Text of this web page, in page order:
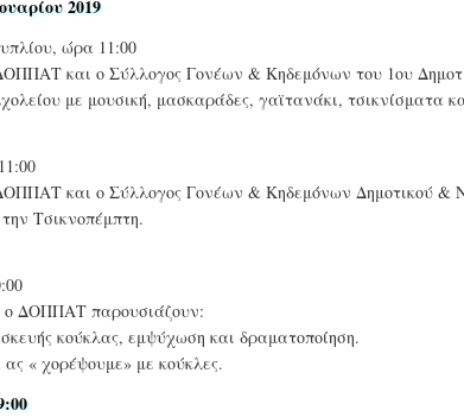
2019
ώρα 11:00
και ο Σύλλογος Γονέων & Κηδεμόνων του 1ου
με μουσική, μασκαράδες, γαϊτανάκι, τσικνίσματα
και ο Σύλλογος Γονέων & Κηδεμόνων Δημοτικού &
Τσικνοπέμπτη.
ο ΔΟΠΠΑΤ παρουσιάζουν:
κούκλας, εμψύχωση και δραματοποίηση.
« χορέψουμε» με κούκλες.